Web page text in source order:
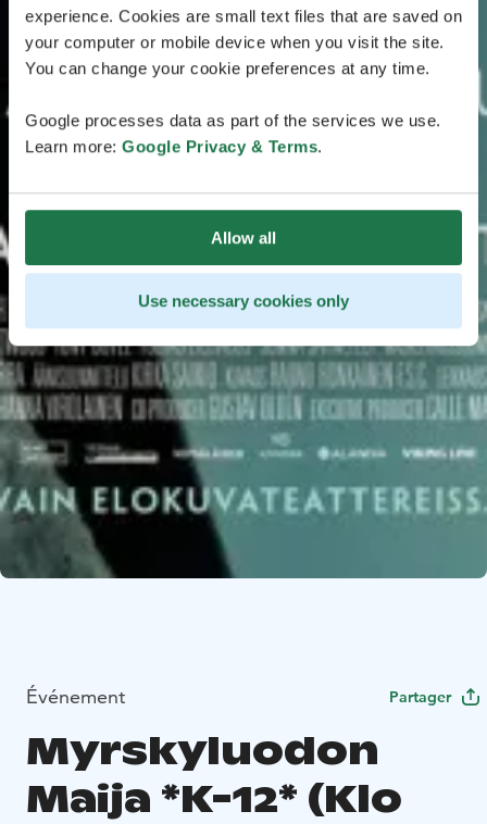
experience. Cookies are small text files that are saved on
your computer or mobile device when you visit the site.
You can change your cookie preferences at any time.
Google processes data as part of the services we use.
Learn more: Google Privacy & Terms.
Allow all
Use necessary cookies only
Événement Partager
Myrskyluodon
Maija *K-12* (Klo